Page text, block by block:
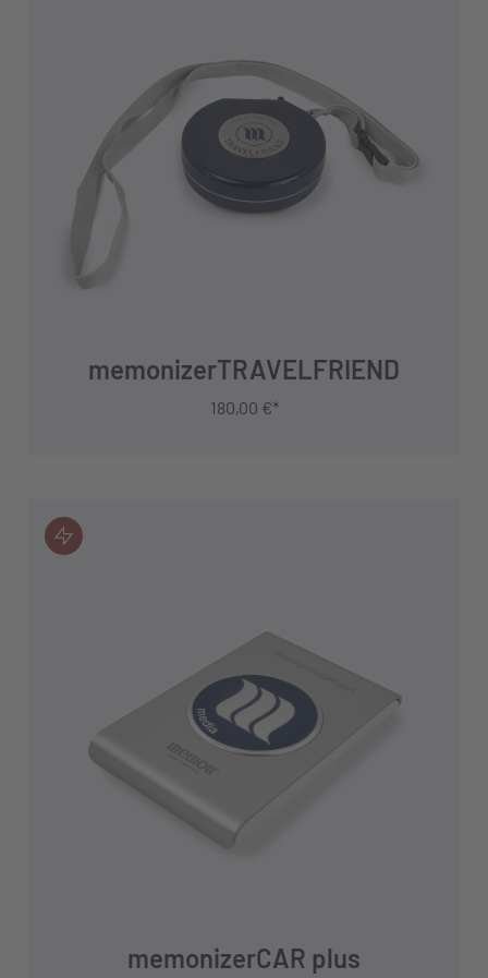
memonizerTRAVELFRIEND
180,00 €*
IN DEN WARENKORB
memonizerCAR plus